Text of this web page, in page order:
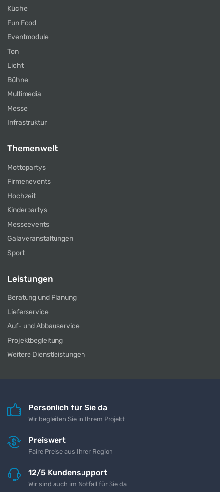
Küche
Fun Food
Eventmodule
Ton
Licht
Bühne
Multimedia
Messe
Infrastruktur
Themenwelt
Mottopartys
Firmenevents
Hochzeit
Kinderpartys
Messeevents
Galaveranstaltungen
Sport
Leistungen
Beratung und Planung
Lieferservice
Auf- und Abbauservice
Projektbegleitung
Weitere Dienstleistungen
Persönlich für Sie da
Wir begleiten Sie in Ihrem Projekt
Preiswert
Faire Preise aus Ihrer Region
12/5 Kundensupport
Wir sind auch im Notfall für Sie da